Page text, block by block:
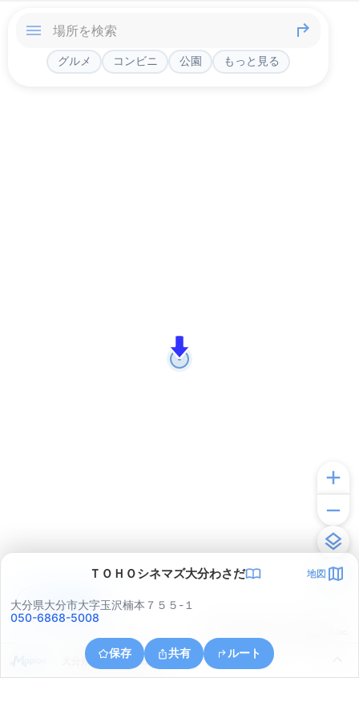
グルメ コンビニ 公園 もっと見る
ＴＯＨＯシネマズ大分わさだ 地図
大分県大分市大字玉沢楠本７５５-１
050-6868-5008
保存 共有 ルート
大分県大分市大字田尻
アプリで見る